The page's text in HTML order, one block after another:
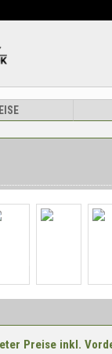
Preise inkl.